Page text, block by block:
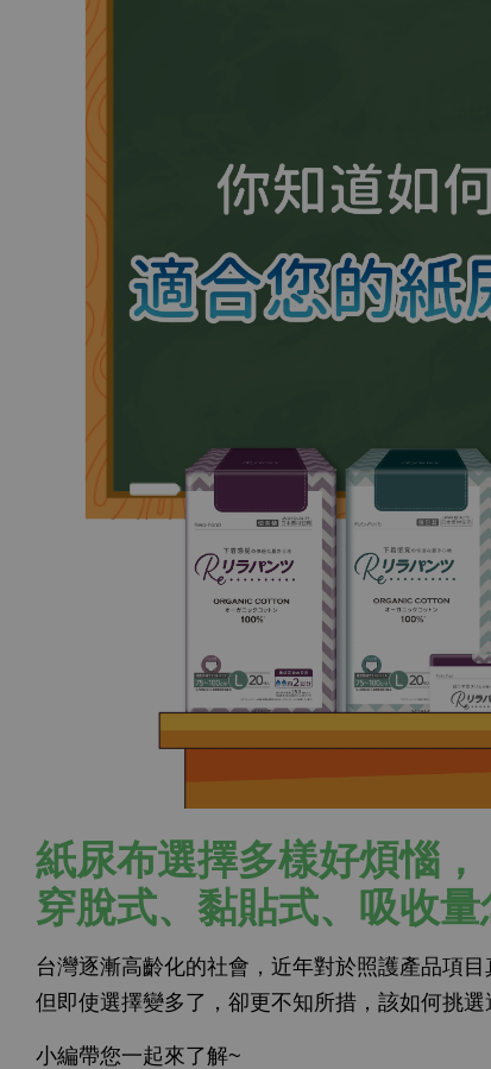
紙尿布選擇多樣好煩惱，
穿脫式、黏貼式、吸收量
台灣逐漸高齡化的社會，近年對於照護產品項目
但即使選擇變多了，卻更不知所措，該如何挑
小編帶您一起來了解~